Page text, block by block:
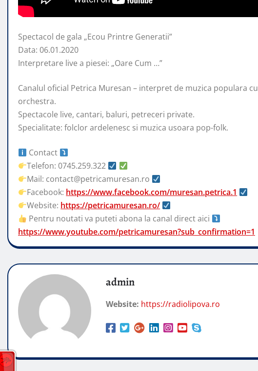
Spectacol de gala „Ecou Printre Generatii”
Data: 06.01.2020
Interpretare live a piesei: „Oare Cum …”
Canalul oficial Petrica Muresan – interpret de muzica populara cu
orchestra.
Spectacole live, cantari, baluri, petreceri private.
Specialitate: folclor ardelenesc si muzica usoara pop-folk.
Contact
Telefon: 0745.259.322
Mail: contact@petricamuresan.ro
Facebook: https://www.facebook.com/muresan.petrica.1
Website: https://petricamuresan.ro/
Pentru noutati va puteti abona la canal direct aici
https://www.youtube.com/petricamuresan?sub_confirmation=1
admin
Website: https://radiolipova.ro